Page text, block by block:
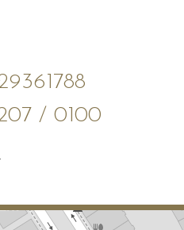
/ 0100